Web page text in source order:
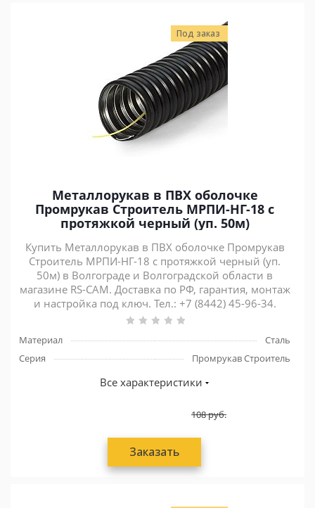
Под заказ
Металлорукав в ПВХ оболочке
Промрукав Строитель МРПИ-НГ-18 с
протяжкой черный (уп. 50м)
Купить Металлорукав в ПВХ оболочке Промрукав
Строитель МРПИ-НГ-18 с протяжкой черный (уп.
50м) в Волгограде и Волгоградской области в
магазине RS-CAM. Доставка по РФ, гарантия, монтаж
и настройка под ключ. Тел.: +7 (8442) 45-96-34.
Материал
Сталь
Серия
Промрукав Строитель
Все характеристики
108руб.
Заказать